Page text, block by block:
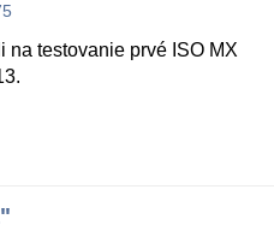
na testovanie prvé ISO MX